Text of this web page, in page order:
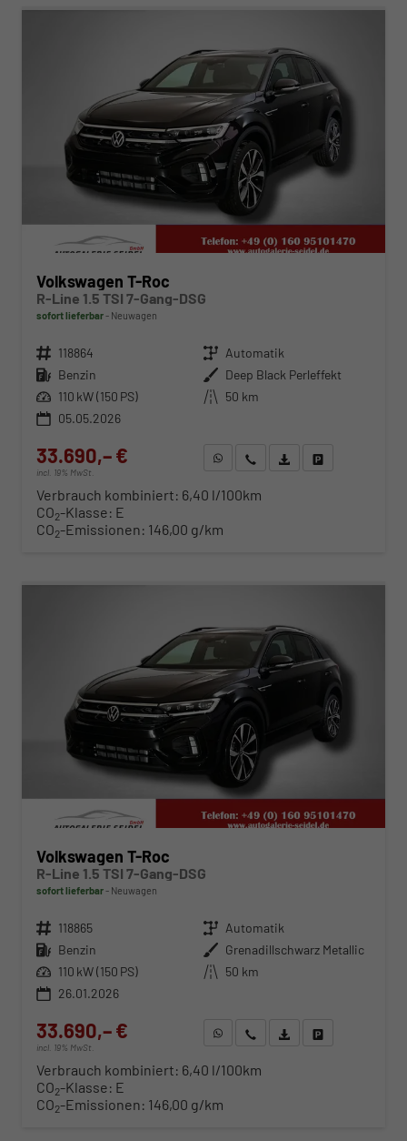
Volkswagen T-Roc
R-Line 1.5 TSI 7-Gang-DSG
sofort lieferbar Neuwagen
Fahrzeugnr. 118864 Getriebe Automatik
Kraftstoff Benzin Außenfarbe Deep Black Perleffekt
Leistung 110 kW (150 PS) Kilometerstand 50 km
05.05.2026
33.690,– €
incl. 19% MwSt.
WhatsApp anfragen
Wir rufen Sie anFahrzeugexposé (PDF)
Verbrauch kombiniert: 6,40 l/100km
CO2-Klasse: E
CO2-Emissionen: 146,00 g/km
Volkswagen T-Roc
R-Line 1.5 TSI 7-Gang-DSG
sofort lieferbar Neuwagen
Fahrzeugnr. 118865 Getriebe Automatik
Kraftstoff Benzin Außenfarbe Grenadillschwarz Metallic
Leistung 110 kW (150 PS) Kilometerstand 50 km
26.01.2026
33.690,– €
incl. 19% MwSt.
WhatsApp anfragen
Wir rufen Sie anFahrzeugexposé (PDF)
Verbrauch kombiniert: 6,40 l/100km
CO2-Klasse: E
CO2-Emissionen: 146,00 g/km